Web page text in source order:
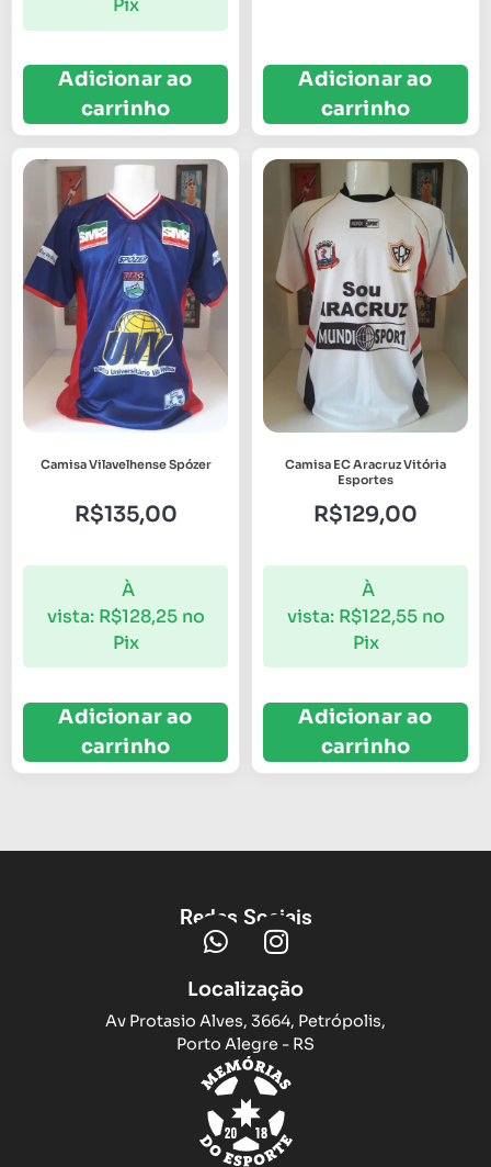
Pix
Adicionar ao
carrinho
Adicionar ao
carrinho
Camisa Vilavelhense Spózer
R$135,00
À
vista: R$128,25 no
Pix
Adicionar ao
carrinho
Camisa EC Aracruz Vitória
Esportes
R$129,00
À
vista: R$122,55 no
Pix
Adicionar ao
carrinho
Redes Sociais
Localização
Av Protasio Alves, 3664, Petrópolis,
Porto Alegre - RS